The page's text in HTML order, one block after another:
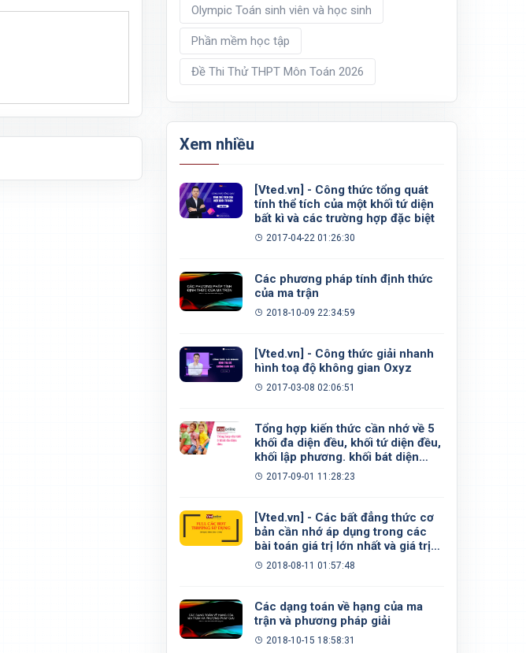
Olympic Toán sinh viên và học sinh
Phần mềm học tập
Đề Thi Thử THPT Môn Toán 2026
Xem nhiều
[Vted.vn] - Công thức tổng quát
tính thể tích của một khối tứ diện
bất kì và các trường hợp đặc biệt
2017-04-22 01:26:30
Các phương pháp tính định thức
của ma trận
2018-10-09 22:34:59
[Vted.vn] - Công thức giải nhanh
hình toạ độ không gian Oxyz
2017-03-08 02:06:51
Tổng hợp kiến thức cần nhớ về 5
khối đa diện đều, khối tứ diện đều,
khối lập phương. khối bát diện
đều, khối 12 mặt đều, khối 20 mặt
2017-09-01 11:28:23
[Vted.vn] - Các bất đẳng thức cơ
bản cần nhớ áp dụng trong các
bài toán giá trị lớn nhất và giá trị
nhỏ nhất
2018-08-11 01:57:48
Các dạng toán về hạng của ma
trận và phương pháp giải
2018-10-15 18:58:31